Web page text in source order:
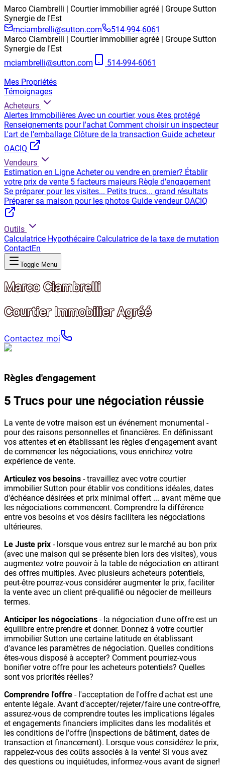
Marco Ciambrelli | Courtier immobilier agréé | Groupe Sutton
Synergie de l'Est
mciambrelli@sutton.com
514-994-6061
Marco Ciambrelli | Courtier immobilier agréé | Groupe Sutton
Synergie de l'Est
mciambrelli@sutton.com
514-994-6061
Mes Propriétés
Témoignages
Acheteurs
Alertes Immobilières Avec un courtier, vous êtes protégé
Renseignements pour l'achat Comment choisir un inspecteur
L'art de l'emballage Clôture de la transaction Guide acheteur
OACIQ
Vendeurs
Estimation en Ligne Acheter ou vendre en premier? Établir
votre prix de vente 5 facteurs majeurs Règle d'engagement
Se préparer pour les visites... Petits trucs... grand résultats
Préparer sa maison pour les photos Guide vendeur OACIQ
Outils
Calculatrice Hypothécaire Calculatrice de la taxe de mutation
ContactEn
Toggle Menu
Marco Ciambrelli
Courtier Immobilier Agréé
Contactez moi
Règles d'engagement
5 Trucs pour une négociation réussie
La vente de votre maison est un événement monumental -
pour des raisons personnelles et financières. En définissant
vos attentes et en établissant les règles d'engagement avant
de commencer les négociations, vous enrichirez votre
expérience de vente.
Articulez vos besoins - travaillez avec votre courtier
immobilier Sutton pour établir vos conditions idéales, dates
d'échéance désirées et prix minimal offert ... avant même que
les négociations commencent. Comprendre la différence
entre vos besoins et vos désirs facilitera les négociations
ultérieures.
Le Juste prix - lorsque vous entrez sur le marché au bon prix
(avec une maison qui se présente bien lors des visites), vous
augmentez votre pouvoir à la table de négociation en attirant
des offres multiples. Avec plusieurs acheteurs potentiels,
peut-être pourrez-vous considérer augmenter le prix, faciliter
la vente avec un client pré-qualifié ou négocier de meilleurs
termes.
Anticiper les négociations - la négociation d'une offre est un
équilibre entre prendre et donner. Donnez à votre courtier
immobilier Sutton une certaine latitude en établissant
d'avance les paramètres de négociation. Quelles conditions
êtes-vous disposé à accepter? Comment pourriez-vous
bonifier votre offre pour les acheteurs potentiels? Quelles
sont vos priorités réelles?
Comprendre l'offre - l'acceptation de l'offre d'achat est une
entente légale. Avant d'accepter/rejeter/faire une contre-offre,
assurez-vous de comprendre toutes les implications légales
et engagements financiers implicites dans les modalités et
les conditions de l'offre (inspections de bâtiment, dates de
transaction et financement). Lorsque vous considérez le prix,
rappelez-vous des coûts associés à la vente! Si vous avez
des questions ou inquiétudes, informez-vous avant de signer!